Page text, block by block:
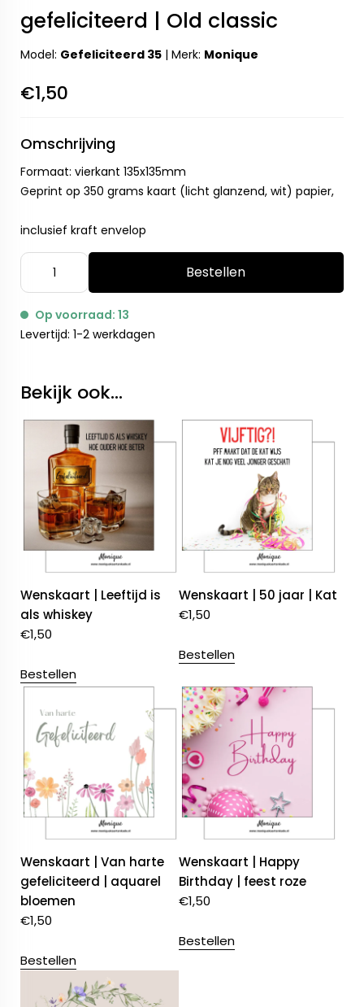
gefeliciteerd | Old classic
Model: Gefeliciteerd 35 | Merk: Monique
€1,50
Omschrijving
Formaat: vierkant 135x135mm
Geprint op 350 grams kaart (licht glanzend, wit) papier,
inclusief kraft envelop
Bestellen
Op voorraad: 13
Levertijd: 1-2 werkdagen
Bekijk ook...
Wenskaart | Leeftijd is
als whiskey
€1,50
Bestellen
Wenskaart | 50 jaar | Kat
€1,50
Bestellen
Wenskaart | Van harte
gefeliciteerd | aquarel
bloemen
€1,50
Bestellen
Wenskaart | Happy
Birthday | feest roze
€1,50
Bestellen